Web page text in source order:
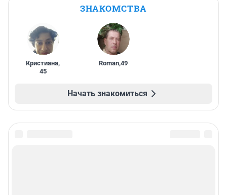
ЗНАКОМСТВА
Кристиана,
45
Roman,49
Начать знакомиться